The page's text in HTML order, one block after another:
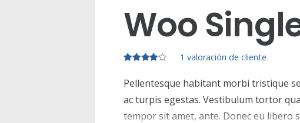
Woo
Valorado en 4.00de 5
1 valoración de cliente
Pellentesque habitant morbi tristique
ac turpis egestas. Vestibulum tortor
tempor sit amet, ante. Donec eu libero